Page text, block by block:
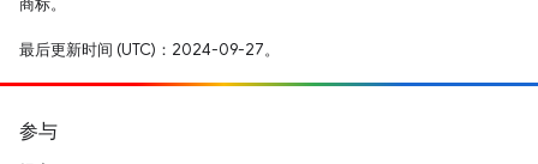
商标。
最后更新时间 (UTC)：2024-09-27。
参与